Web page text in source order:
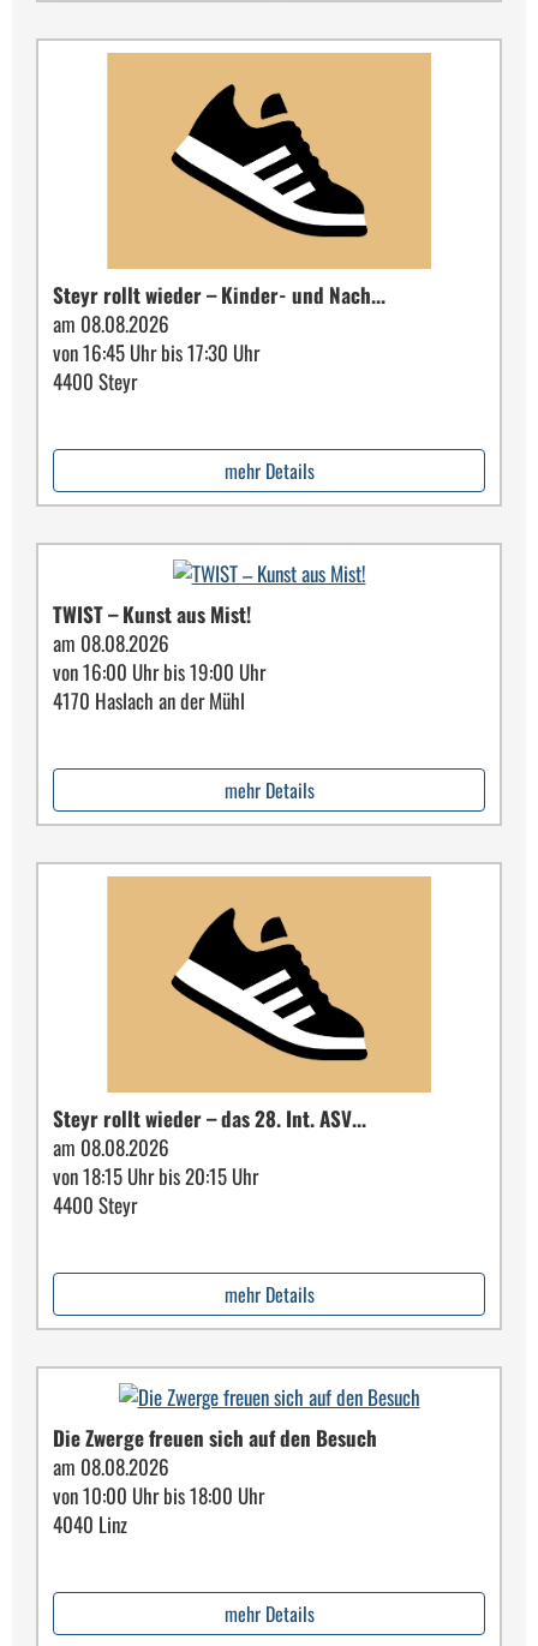
Steyr rollt wieder – Kinder- und Nach...
am 08.08.2026
von 16:45 Uhr bis 17:30 Uhr
4400 Steyr
mehr Details
TWIST – Kunst aus Mist!
am 08.08.2026
von 16:00 Uhr bis 19:00 Uhr
4170 Haslach an der Mühl
mehr Details
Steyr rollt wieder – das 28. Int. ASV...
am 08.08.2026
von 18:15 Uhr bis 20:15 Uhr
4400 Steyr
mehr Details
Die Zwerge freuen sich auf den Besuch
am 08.08.2026
von 10:00 Uhr bis 18:00 Uhr
4040 Linz
mehr Details